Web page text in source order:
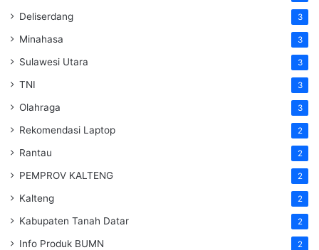
Deliserdang 3
Minahasa 3
Sulawesi Utara 3
TNI 3
Olahraga 3
Rekomendasi Laptop 2
Rantau 2
PEMPROV KALTENG 2
Kalteng 2
Kabupaten Tanah Datar 2
Info Produk BUMN 2